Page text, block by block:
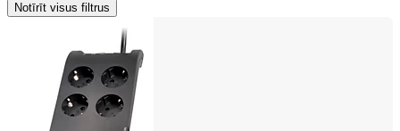
Notīrīt visus filtrus